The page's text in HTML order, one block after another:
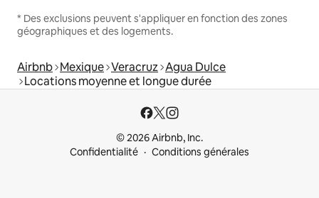
* Des exclusions peuvent s'appliquer en fonction des zones
géographiques et des logements.
Airbnb Mexique Veracruz Agua Dulce
Locations moyenne et longue durée
© 2026 Airbnb, Inc.
Confidentialité
Conditions générales